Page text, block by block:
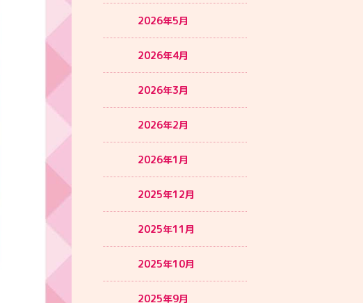
2026年5月
2026年4月
2026年3月
2026年2月
2026年1月
2025年12月
2025年11月
2025年10月
2025年9月